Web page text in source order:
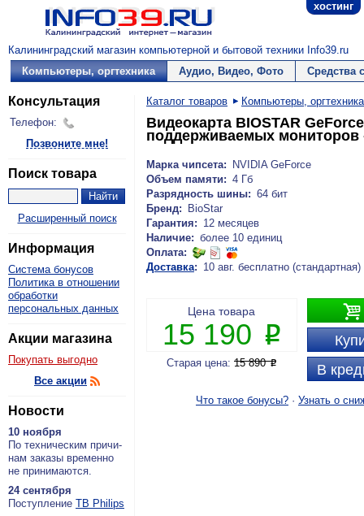
хостинг
Калининградский магазин компьютерной и бытовой техники Info39.ru
Компьютеры, оргтехника
Аудио, Видео, Фото Средства
Консультация
Телефон:
Позвоните мне!
Поиск товара
Расширенный поиск
Информация
Система бонусов
Политика в отношении
обработки
персональных данных
Акции магазина
Покупать выгодно
Все акции
Новости
10 ноября
По тех­ни­че­ским при­чи­
нам за­ка­зы вре­мен­но
не при­ни­ма­ют­ся.
24 сентября
По­ступ­ле­ние ТВ Philips
Каталог товаров Компьютеры, оргтехника
Видеокарта BIOSTAR
поддерживаемых мониторов -
Марка чипсета:
NVIDIA GeForce
Объем памяти: 4 Гб
Разрядность шины: 64 бит
Бренд:
BioStar
Гарантия: 12 месяцев
Наличие: более 10 единиц
Оплата:
Доставка: 10 авг. бесплатно (стандартная)

В
Цена товара
15 190 P
Старая цена:15 890P
Что такое бонусы? · Узнать о